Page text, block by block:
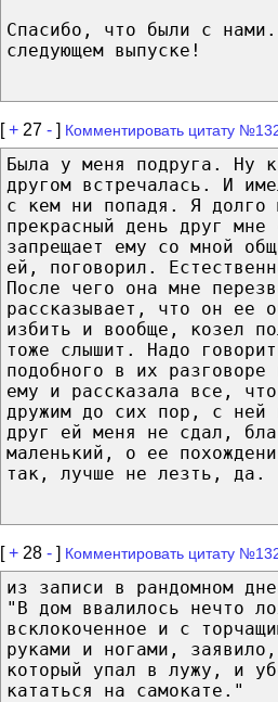
Спасибо, что были с
следующем выпуске!
[+ 27 - ] Комментировать цитату
Была у меня подруга. Ну
другом встречалась. И
с кем ни попадя. Я долго
прекрасный день друг
запрещает ему со мной
ей, поговорил.
После чего она мне
рассказывает, что он ее
избить и вообще, козел
тоже слышит. Надо
подобного в их
ему и рассказала все,
дружим до сих пор, с ней
друг ей меня не сдал,
маленький, о ее
так, лучше не лезть, да.
[+ 28 - ] Комментировать цитату
из записи в рандомном
"В дом ввалилось нечто
всклокоченное и с
руками и ногами,
который упал в лужу, и
кататься на самокате."